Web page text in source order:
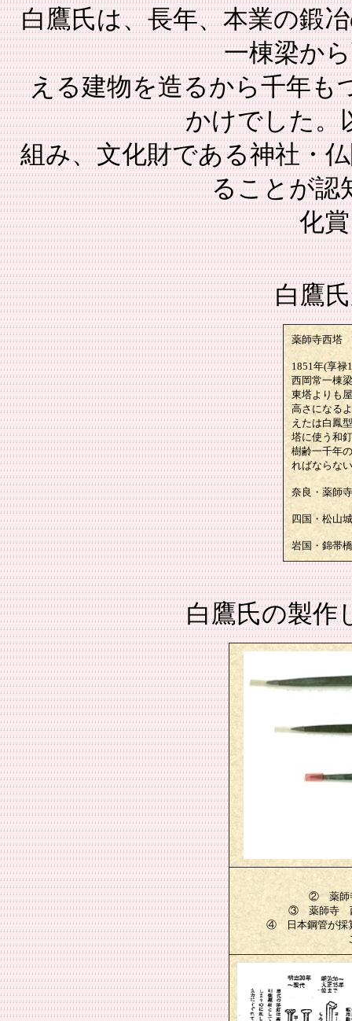
白鷹氏は、長年、本業の鍛
一棟梁か
える建物を造るから千年も
かけでした。
組み、文化財である神社・
ることが認
化
白鷹
薬師寺西塔
1851年(享禄
西岡常一棟
東塔よりも
高さになる
えたは白鳳
塔に使う和
樹齢一千年
ればならな
奈良・薬師
四国・松山城
岩国・錦帯橋
白鷹氏の製作
② 薬師
③ 薬師寺 西
④ 日本鋼管が採
こ